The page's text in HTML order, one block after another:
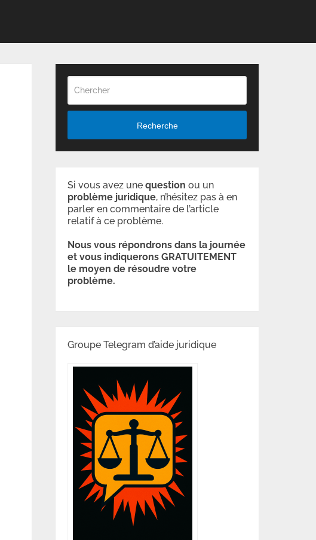
Recherche
Si vous avez unequestion ou un
problème juridique, n’hésitez pas à en
parler en commentaire de l’article
relatif à ce problème.
Nous vous répondrons dans la journée
et vous indiquerons GRATUITEMENT
le moyen de résoudre votre
problème.
Groupe Telegram d’aide juridique